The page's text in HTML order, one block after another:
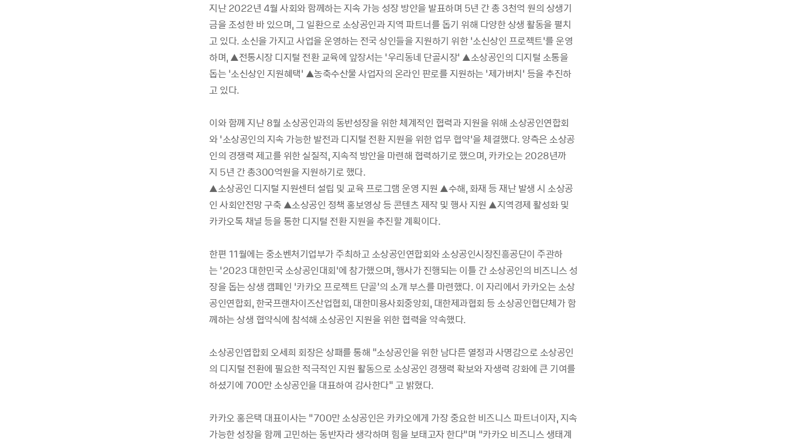
지난 2022년 4월 사회와 함께하는 지속 가능 성장 방안을 발표하며 5년 간 총 3천억 원의 상생기
금을 조성한 바 있으며, 그 일환으로 소상공인과 지역 파트너를 돕기 위해 다양한 상생 활동을 펼치
고 있다. 소신을 가지고 사업을 운영하는 전국 상인들을 지원하기 위한 ‘소신상인 프로젝트’를 운영
하며, ▲전통시장 디지털 전환 교육에 앞장서는 ‘우리동네 단골시장’ ▲소상공인의 디지털 소통을
돕는 ‘소신상인 지원혜택’ ▲농축수산물 사업자의 온라인 판로를 지원하는 ‘제가버치’ 등을 추진하
고 있다.
이와 함께 지난 8월 소상공인과의 동반성장을 위한 체계적인 협력과 지원을 위해 소상공인연합회
와 ‘소상공인의 지속 가능한 발전과 디지털 전환 지원을 위한 업무 협약’을 체결했다. 양측은 소상공
인의 경쟁력 제고를 위한 실질적, 지속적 방안을 마련해 협력하기로 했으며, 카카오는 2028년까
지 5년 간 총300억원을 지원하기로 했다.
▲소상공인 디지털 지원센터 설립 및 교육 프로그램 운영 지원 ▲수해, 화재 등 재난 발생 시 소상공
인 사회안전망 구축 ▲소상공인 정책 홍보영상 등 콘텐츠 제작 및 행사 지원 ▲지역경제 활성화 및
카카오톡 채널 등을 통한 디지털 전환 지원을 추진할 계획이다.
한편 11월에는 중소벤처기업부가 주최하고 소상공인연합회와 소상공인시장진흥공단이 주관하
는 ‘2023 대한민국 소상공인대회’에 참가했으며, 행사가 진행되는 이틀 간 소상공인의 비즈니스 성
장을 돕는 상생 캠페인 ‘카카오 프로젝트 단골'의 소개 부스를 마련했다. 이 자리에서 카카오는 소상
공인연합회, 한국프랜차이즈산업협회, 대한미용사회중앙회, 대한제과협회 등 소상공인협단체가 함
께하는 상생 협약식에 참석해 소상공인 지원을 위한 협력을 약속했다.
소상공인엽합회 오세희 회장은 상패를 통해 "소상공인을 위한 남다른 열정과 사명감으로 소상공인
의 디지털 전환에 필요한 적극적인 지원 활동으로 소상공인 경쟁력 확보와 자생력 강화에 큰 기여를
하셨기에 700만 소상공인을 대표하여 감사한다" 고 밝혔다.
카카오 홍은택 대표이사는 “700만 소상공인은 카카오에게 가장 중요한 비즈니스 파트너이자, 지속
가능한 성장을 함께 고민하는 동반자라 생각하며 힘을 보태고자 한다”며 “카카오 비즈니스 생태계